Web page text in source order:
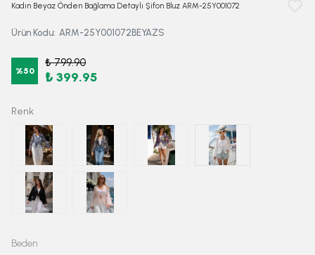
Kadın Beyaz Önden Bağlama Detaylı Şifon Bluz ARM-25Y001072
Ürün Kodu: ARM-25Y001072BEYAZS
%50
₺ 799.90
₺ 399.95
Renk
Beden